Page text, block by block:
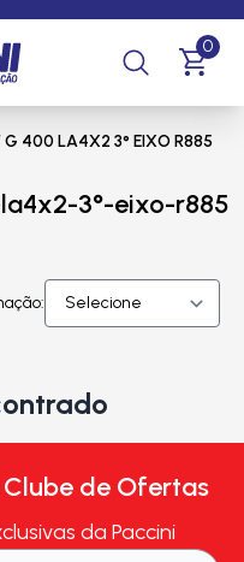
0
G 400 LA4X2 3° EIXO R885
3°-eixo-r885
de Ofertas
da Paccini